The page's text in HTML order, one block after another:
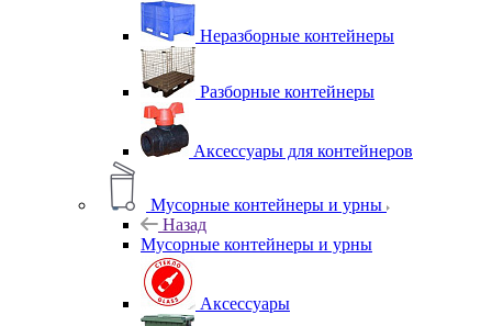
Неразборные контейнеры
Разборные контейнеры
Аксессуары для контейнеров
Мусорные контейнеры и урны
Назад
Мусорные контейнеры и урны
Аксессуары